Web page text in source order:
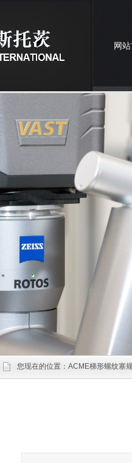
网
联
您现在的位置： ACME梯形螺纹塞